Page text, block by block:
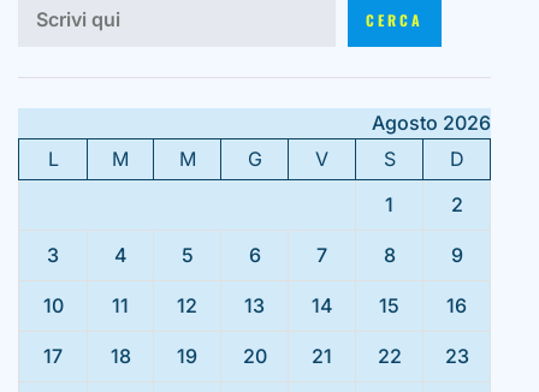
CERCA
Agosto 2026
L
M M G V S
D
1
2
3 4 5 6 7 8 9
10 11 12 13 14 15 16
17 18 19 20 21 22 23